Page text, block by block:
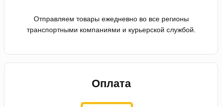
Отправляем товары ежедневно во все регионы
транспортными компаниями и курьерской службой.
Оплата